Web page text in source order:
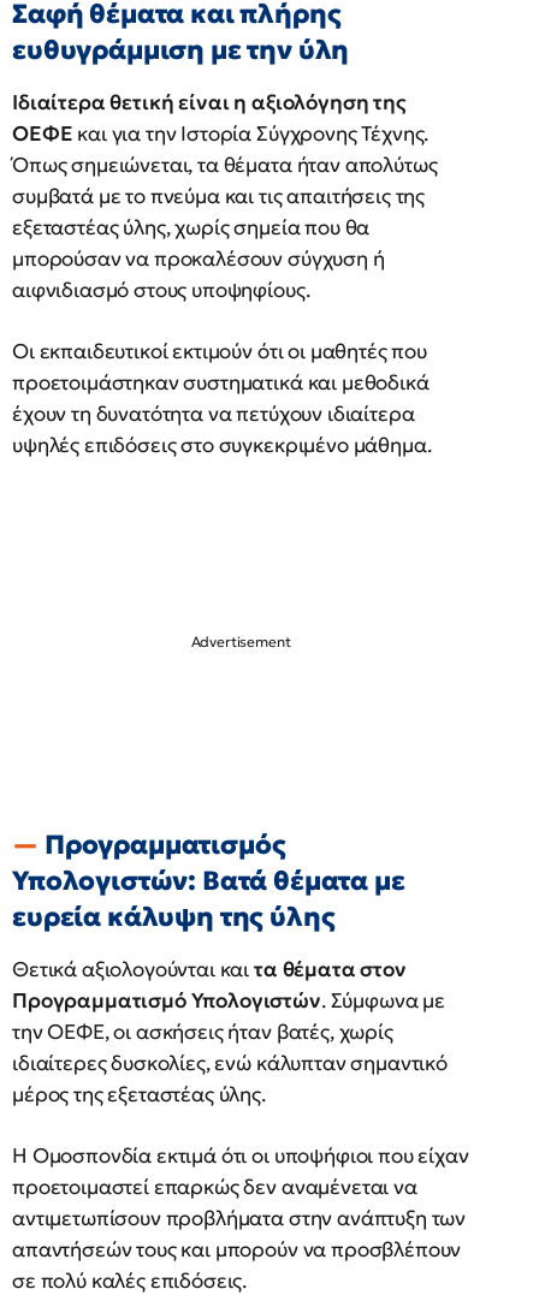
Σαφή θέματα και πλήρης
ευθυγράμμιση με την ύλη
Ιδιαίτερα θετική είναι η αξιολόγηση της
ΟΕΦΕ και για την Ιστορία Σύγχρονης Τέχνης.
Όπως σημειώνεται, τα θέματα ήταν απολύτως
συμβατά με το πνεύμα και τις απαιτήσεις της
εξεταστέας ύλης, χωρίς σημεία που θα
μπορούσαν να προκαλέσουν σύγχυση ή
αιφνιδιασμό στους υποψηφίους.
Οι εκπαιδευτικοί εκτιμούν ότι οι μαθητές που
προετοιμάστηκαν συστηματικά και μεθοδικά
έχουν τη δυνατότητα να πετύχουν ιδιαίτερα
υψηλές επιδόσεις στο συγκεκριμένο μάθημα.
Προγραμματισμός
Υπολογιστών: Βατά θέματα με
ευρεία κάλυψη της ύλης
Θετικά αξιολογούνται καιτα θέματα στον
Προγραμματισμό Υπολογιστών. Σύμφωνα με
την ΟΕΦΕ, οι ασκήσεις ήταν βατές, χωρίς
ιδιαίτερες δυσκολίες, ενώ κάλυπταν σημαντικό
μέρος της εξεταστέας ύλης.
Η Ομοσπονδία εκτιμά ότι οι υποψήφιοι που είχαν
προετοιμαστεί επαρκώς δεν αναμένεται να
αντιμετωπίσουν προβλήματα στην ανάπτυξη των
απαντήσεών τους και μπορούν να προσβλέπουν
σε πολύ καλές επιδόσεις.